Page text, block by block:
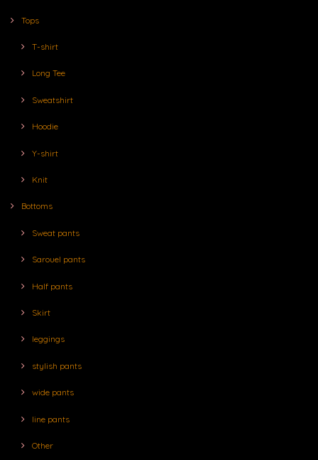
Tops
T-shirt
Long Tee
Sweatshirt
Hoodie
Y-shirt
Knit
Bottoms
Sweat pants
Sarouel pants
Half pants
Skirt
leggings
stylish pants
wide pants
line pants
Other